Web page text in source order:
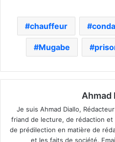
chauffeur
Mugabe
Ahmad
Je suis Ahmad Diallo,
friand de lecture, de rédaction
de prédilection en matière de
et les faits de société.